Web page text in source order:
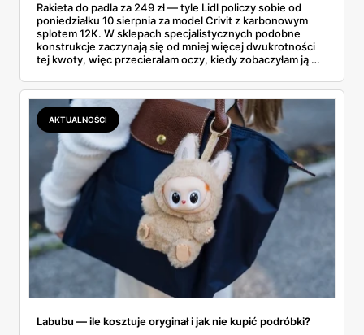
Rakieta do padla za 249 zł — tyle Lidl policzy sobie od
poniedziałku 10 sierpnia za model Crivit z karbonowym
splotem 12K. W sklepach specjalistycznych podobne
konstrukcje zaczynają się od mniej więcej dwukrotności
tej kwoty, więc przecierałam oczy, kiedy zobaczyłam ją w
najszybciej rosnący sport w Polsce: kortów przybywa
lawinowo, a chętnych jeszcze szybciej. Sprawdziłam, co
dokładnie dostajemy za te pieniądze i komu taka rakieta
faktycznie wystarczy.
AKTUALNOŚCI
Labubu — ile kosztuje oryginał i jak nie kupić podróbki?